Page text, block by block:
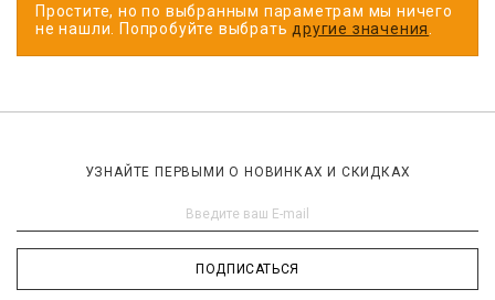
Простите, но по выбранным параметрам мы ничего
не нашли. Попробуйте выбрать другие значения
УЗНАЙТЕ ПЕРВЫМИ О НОВИНКАХ И СКИДКАХ
ПОДПИСАТЬСЯ